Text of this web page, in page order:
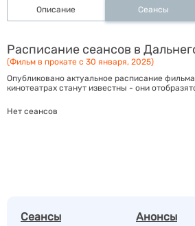
Описание Сеансы
Расписание сеансов в
(Фильм в прокате с 30 января, 2025)
Опубликовано актуальное расписание
кинотеатрах станут известны - они
Нет сеансов
Сеансы Анонсы